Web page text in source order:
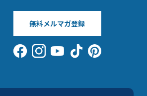
無料メルマガ登録